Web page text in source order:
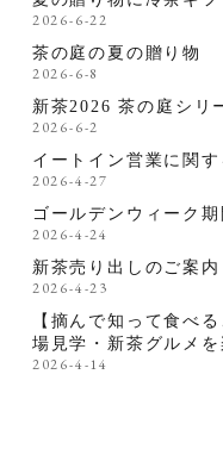
2026-6-22
茶の庭の夏の贈り物
2026-6-8
新茶2026 茶の庭シリ
2026-6-2
イートイン営業に関
2026-4-27
ゴールデンウィーク
2026-4-24
新茶売り出しのご案内
2026-4-23
【摘んで知って食べ
場見学・新茶グルメ
2026-4-14